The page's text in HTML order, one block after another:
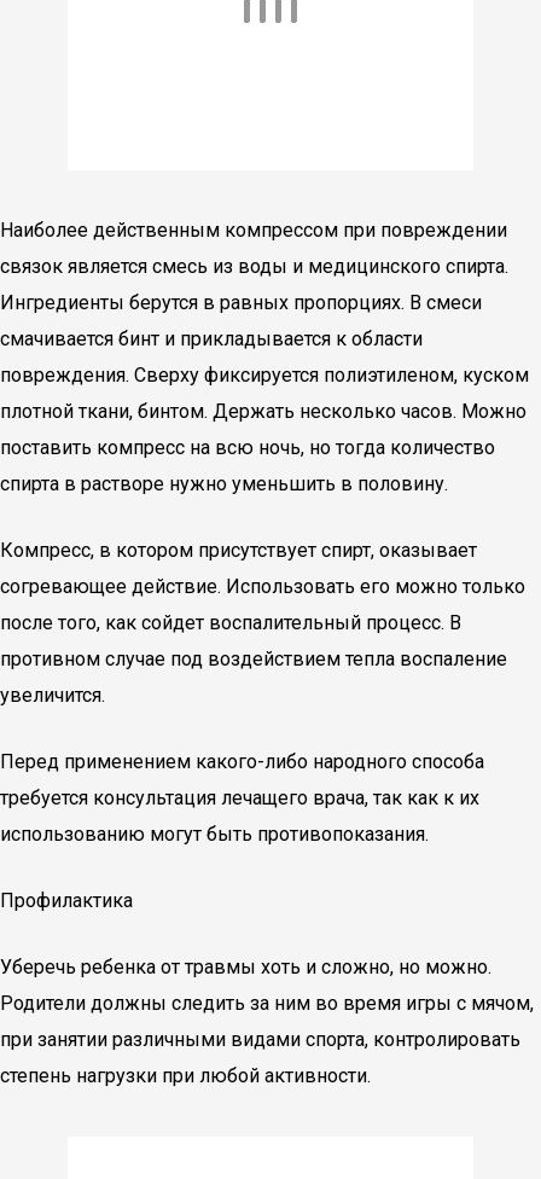
Наиболее действенным компрессом при повреждении
связок является смесь из воды и медицинского спирта.
Ингредиенты берутся в равных пропорциях. В смеси
смачивается бинт и прикладывается к области
повреждения. Сверху фиксируется полиэтиленом, куском
плотной ткани, бинтом. Держать несколько часов. Можно
поставить компресс на всю ночь, но тогда количество
спирта в растворе нужно уменьшить в половину.
Компресс, в котором присутствует спирт, оказывает
согревающее действие. Использовать его можно только
после того, как сойдет воспалительный процесс. В
противном случае под воздействием тепла воспаление
увеличится.
Перед применением какого-либо народного способа
требуется консультация лечащего врача, так как к их
использованию могут быть противопоказания.
Профилактика
Уберечь ребенка от травмы хоть и сложно, но можно.
Родители должны следить за ним во время игры с мячом,
при занятии различными видами спорта, контролировать
степень нагрузки при любой активности.